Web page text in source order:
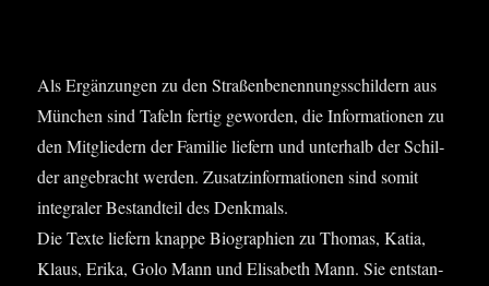
Als Ergän­zun­gen zu den Stra­ßen­be­nen­nungs­schil­dern aus
Mün­chen sind Tafeln fer­tig gewor­den, die Infor­ma­tio­nen zu
den Mit­glie­dern der Fami­lie lie­fern und unter­halb der Schil­
der ange­bracht wer­den. Zusatz­in­for­ma­tio­nen sind somit
inte­gra­ler Bestand­teil des Denk­mals.
Die Tex­te lie­fern knap­pe Bio­gra­phien zu Tho­mas, Katia,
Klaus, Eri­ka, Golo Mann und Eli­sa­beth Mann. Sie ent­stan­